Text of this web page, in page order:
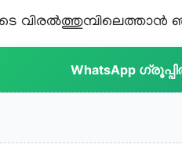
WhatsApp